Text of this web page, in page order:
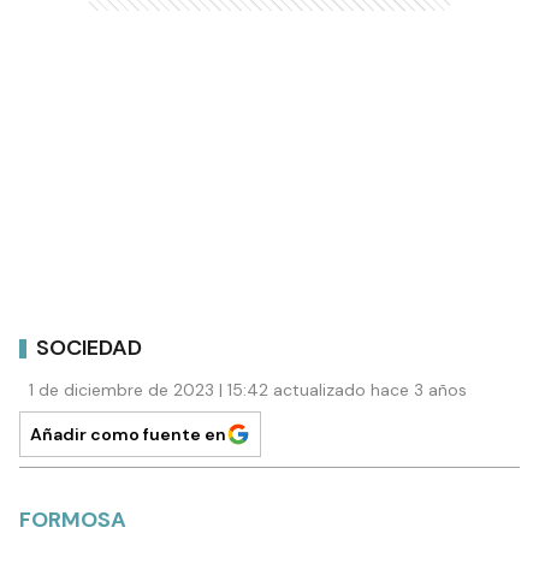
SOCIEDAD
1 de diciembre de 2023 | 15:42 actualizado hace 3 años
Añadir como fuente en
FORMOSA